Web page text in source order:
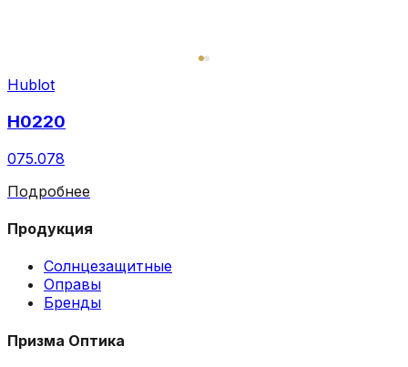
Hublot
H0220
075.078
Подробнее
Продукция
Солнцезащитные
Оправы
Бренды
Призма Оптика